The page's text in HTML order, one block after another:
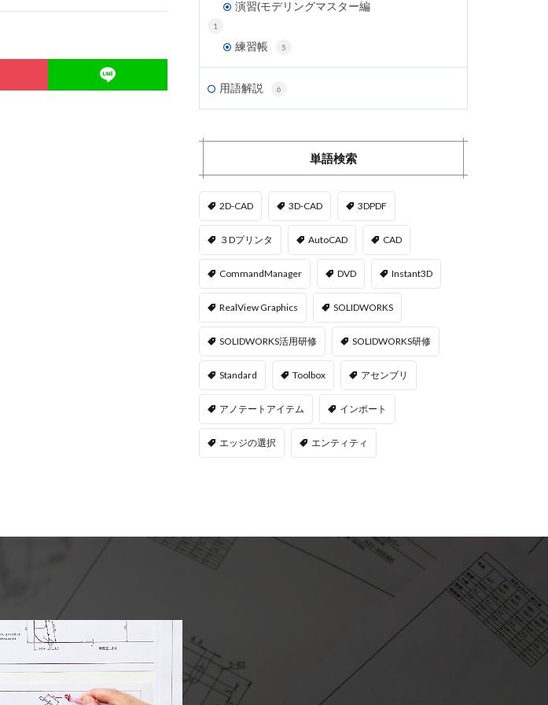
演習(モデリングマスター編
1
練習帳 5
用語解説 6
単語検索
2D-CAD 3D-CAD 3DPDF
３Dプリンタ AutoCAD CAD
CommandManager DVD Instant3D
RealView Graphics SOLIDWORKS
SOLIDWORKS活用研修 SOLIDWORKS研修
Standard Toolbox アセンブリ
アノテートアイテム インポート
エッジの選択 エンティティ